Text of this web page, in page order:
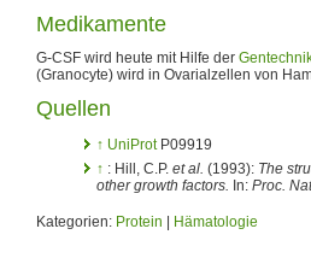
Medikamente
G-CSF wird heute mit Hilfe der
(Granocyte) wird in Ovarialzellen von
Quellen
↑ UniProtP09919
↑ : Hill, C.P. et al. (1993): The
other growth factors. In: Proc.
Kategorien: Protein Hämatologie